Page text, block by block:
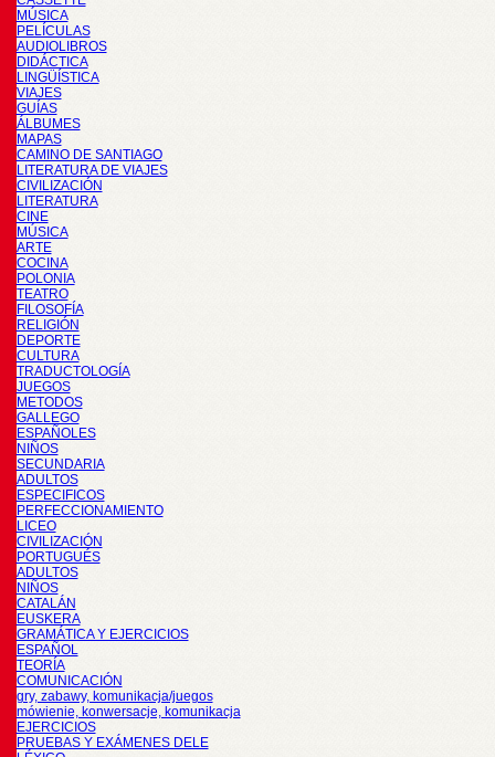
MÚSICA
PELÍCULAS
AUDIOLIBROS
DIDÁCTICA
LINGÜÍSTICA
VIAJES
GUÍAS
ÁLBUMES
MAPAS
CAMINO DE SANTIAGO
LITERATURA DE VIAJES
CIVILIZACIÓN
LITERATURA
CINE
MÚSICA
ARTE
COCINA
POLONIA
TEATRO
FILOSOFÍA
RELIGIÓN
DEPORTE
CULTURA
TRADUCTOLOGÍA
JUEGOS
METODOS
GALLEGO
ESPAÑOLES
NIÑOS
SECUNDARIA
ADULTOS
ESPECIFICOS
PERFECCIONAMIENTO
LICEO
CIVILIZACIÓN
PORTUGUÉS
ADULTOS
NIÑOS
CATALÁN
EUSKERA
GRAMÁTICA Y EJERCICIOS
ESPAÑOL
TEORÍA
COMUNICACIÓN
gry, zabawy, komunikacja/juegos
mówienie, konwersacje, komunikacja
EJERCICIOS
PRUEBAS Y EXÁMENES DELE